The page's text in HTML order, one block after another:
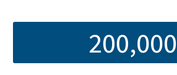
200,000